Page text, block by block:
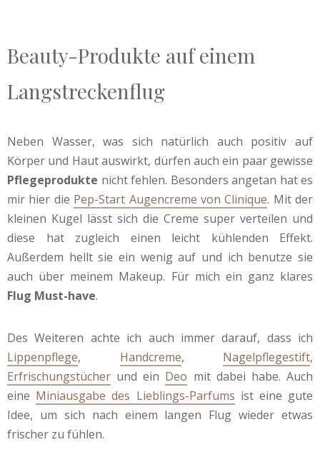
Beauty-Produkte auf einem
Langstreckenflug
Neben Wasser, was sich natürlich auch positiv auf
Körper und Haut auswirkt, dürfen auch ein paar gewisse
Pflegeprodukte nicht fehlen. Besonders angetan hat es
mir hier die Pep-Start Augencreme von Clinique. Mit der
kleinen Kugel lässt sich die Creme super verteilen und
diese hat zugleich einen leicht kühlenden Effekt.
Außerdem hellt sie ein wenig auf und ich benutze sie
auch über meinem Makeup. Für mich ein ganz klares
Flug Must-have.
Des Weiteren achte ich auch immer darauf, dass ich
Lippenpflege, Handcreme, Nagelpflegestift,
Erfrischungstücher und ein Deo mit dabei habe. Auch
eine Miniausgabe des Lieblings-Parfums ist eine gute
Idee, um sich nach einem langen Flug wieder etwas
frischer zu fühlen.